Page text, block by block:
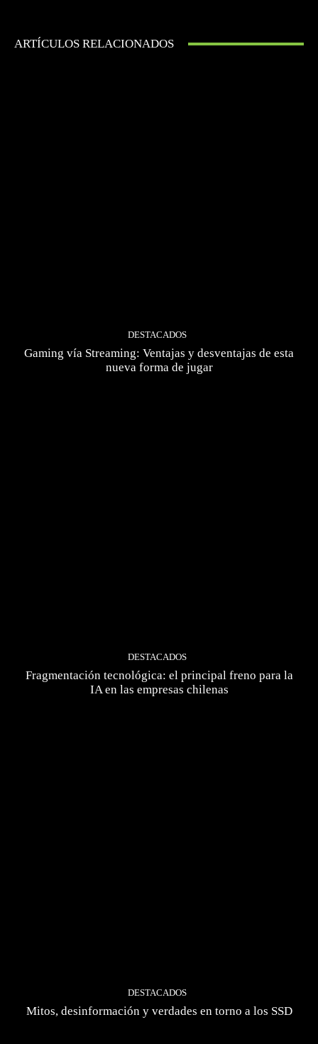
ARTÍCULOS RELACIONADOS
DESTACADOS
Gaming vía Streaming: Ventajas y desventajas de esta
nueva forma de jugar
DESTACADOS
Fragmentación tecnológica: el principal freno para la
IA en las empresas chilenas
DESTACADOS
Mitos, desinformación y verdades en torno a los SSD